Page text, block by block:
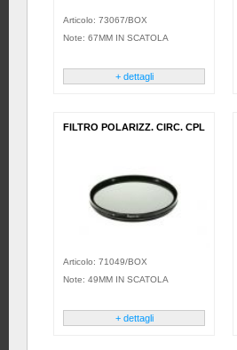
Articolo: 73067/BOX
Note: 67MM IN SCATOLA
+ dettagli
FILTRO POLARIZZ. CIRC. CPL
Articolo: 71049/BOX
Note: 49MM IN SCATOLA
+ dettagli